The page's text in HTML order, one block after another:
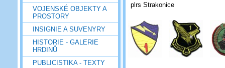
VOJENSKÉ OBJEKTY A
PROSTORY
INSIGNIE A SUVENYRY
HISTORIE - GALERIE
HRDINŮ
PUBLICISTIKA - TEXTY
plrs Strakonice